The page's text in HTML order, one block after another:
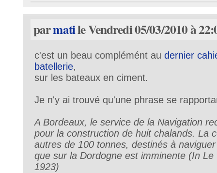
parmatile Vendredi 05/03/2010 à
c'est un beau complémént au dernier
batellerie,
sur les bateaux en ciment.
Je n'y ai trouvé qu'une phrase se
A Bordeaux, le service de la Navigation
pour la construction de huit chalands. La
autres de 100 tonnes, destinés à
que sur la Dordogne est imminente (In Le
1923)